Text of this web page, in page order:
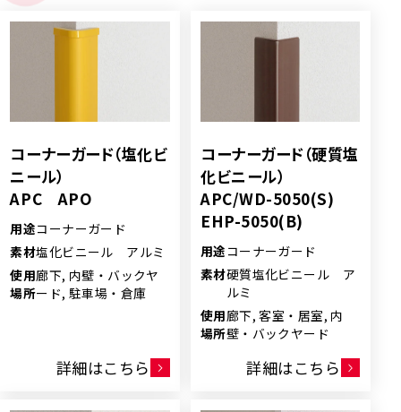
コーナーガード（塩化ビ
ニール）
APC APO
用途コーナーガード
素材塩化ビニール アルミ
使用
場所
廊下, 内壁・バックヤ
ード, 駐車場・倉庫
詳細はこちら
コーナーガード（硬質塩
化ビニール）
APC/WD-5050(S)
EHP-5050(B)
用途 コーナーガード
素材硬質塩化ビニール ア
ルミ
使用
場所
廊下, 客室・居室, 内
壁・バックヤード
詳細はこちら